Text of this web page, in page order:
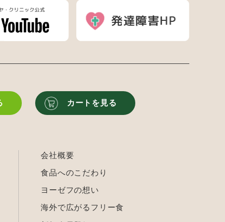
カートを見る
会社概要
食品へのこだわり
ヨーゼフの想い
海外で広がるフリー食